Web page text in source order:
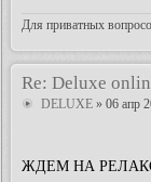
Для приватных
Re: Deluxe
DELUXE » 06 апр
ЖДЕМ НА